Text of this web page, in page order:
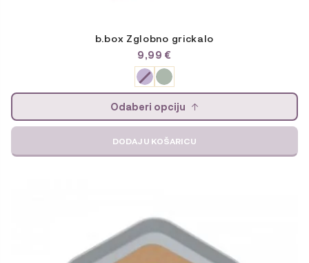
b.box Zglobno grickalo
9,99€
Odaberi opciju
DODAJ U KOŠARICU